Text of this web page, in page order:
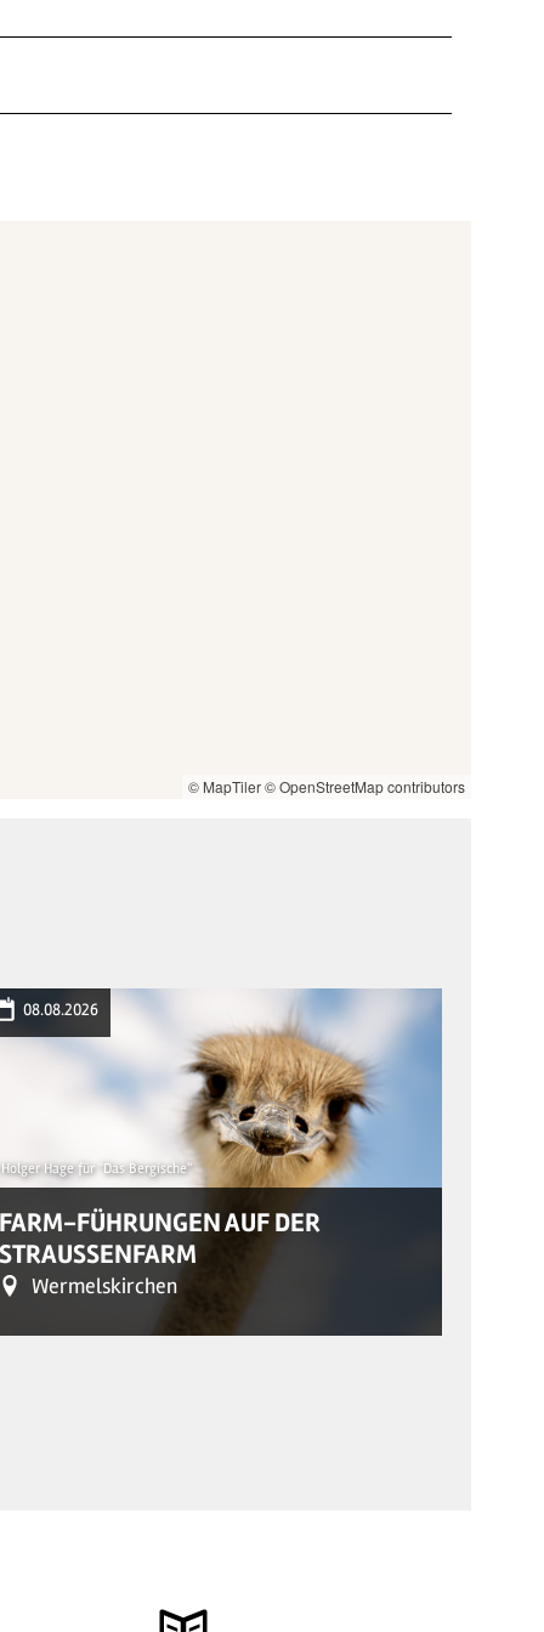
© MapTiler© OpenStreetMap contributors
08.08.2026
Hage für "Das Bergische"
FARM-FÜHRUNGEN AUF DER
STRAUSSENFARM
Wermelskirchen